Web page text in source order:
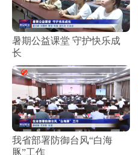
暑期公益课堂 守护快乐成
长
我省部署防御台风“白海
豚”工作